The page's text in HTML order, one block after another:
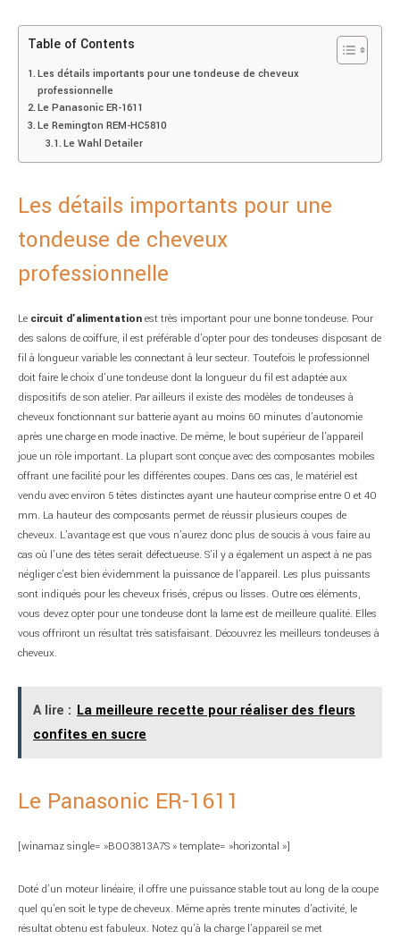
Table of Contents
Les détails importants pour une tondeuse de cheveux
professionnelle
Le Panasonic ER-1611
Le Remington REM-HC5810
Le Wahl Detailer
Les détails importants pour une
tondeuse de cheveux
professionnelle
Le circuit d’alimentationest très important pour une bonne tondeuse. Pour
des salons de coiffure, il est préférable d’opter pour des tondeuses disposant de
fil à longueur variable les connectant à leur secteur. Toutefois le professionnel
doit faire le choix d’une tondeuse dont la longueur du fil est adaptée aux
dispositifs de son atelier. Par ailleurs il existe des modèles de tondeuses à
cheveux fonctionnant sur batterie ayant au moins 60 minutes d’autonomie
après une charge en mode inactive. De même, le bout supérieur de l’appareil
joue un rôle important. La plupart sont conçue avec des composantes mobiles
offrant une facilité pour les différentes coupes. Dans ces cas, le matériel est
vendu avec environ 5 têtes distinctes ayant une hauteur comprise entre 0 et 40
mm. La hauteur des composants permet de réussir plusieurs coupes de
cheveux. L’avantage est que vous n’aurez donc plus de soucis à vous faire au
cas où l’une des têtes serait défectueuse. S’il y a également un aspect à ne pas
négliger c’est bien évidemment la puissance de l’appareil. Les plus puissants
sont indiqués pour les cheveux frisés, crépus ou lisses. Outre ces éléments,
vous devez opter pour une tondeuse dont la lame est de meilleure qualité. Elles
vous offriront un résultat très satisfaisant. Découvrez les meilleurs tondeuses à
cheveux.
A lire : La meilleure recette pour réaliser des fleurs
confites en sucre
Le Panasonic ER-1611
[winamaz single= »B003813A7S » template= »horizontal »]
Doté d’un moteur linéaire, il offre une puissance stable tout au long de la coupe
quel qu’en soit le type de cheveux. Même après trente minutes d’activité, le
résultat obtenu est fabuleux. Notez qu’à la charge l’appareil se met